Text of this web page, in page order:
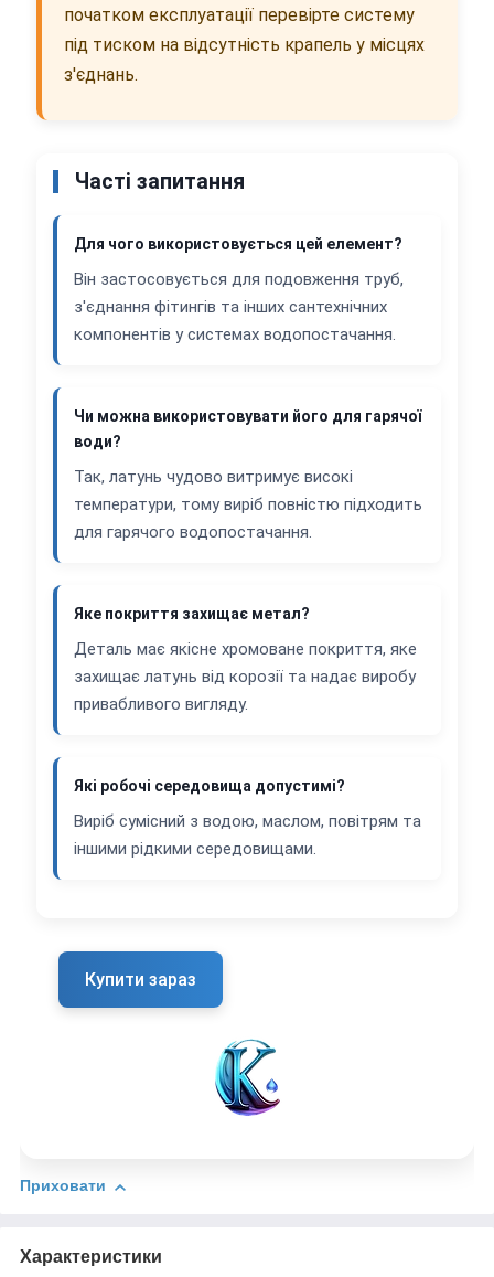
початком експлуатації перевірте систему
під тиском на відсутність крапель у місцях
з'єднань.
Часті запитання
Для чого використовується цей елемент?
Він застосовується для подовження труб,
з'єднання фітингів та інших сантехнічних
компонентів у системах водопостачання.
Чи можна використовувати його для гарячої
води?
Так, латунь чудово витримує високі
температури, тому виріб повністю підходить
для гарячого водопостачання.
Яке покриття захищає метал?
Деталь має якісне хромоване покриття, яке
захищає латунь від корозії та надає виробу
привабливого вигляду.
Які робочі середовища допустимі?
Виріб сумісний з водою, маслом, повітрям та
іншими рідкими середовищами.
Купити зараз
Приховати
Характеристики